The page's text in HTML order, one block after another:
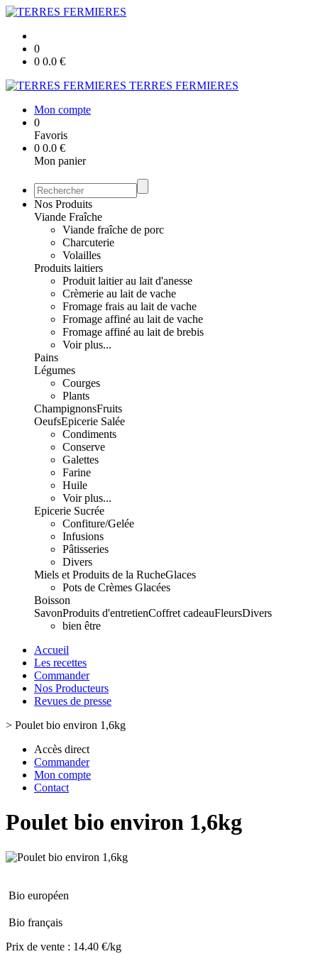
0
0 0.0 €
TERRES FERMIERES
Mon compte
0
Favoris
0 0.0 €
Mon panier
Nos Produits
Viande Fraîche
Viande fraîche de porc
Charcuterie
Volailles
Produits laitiers
Produit laitier au lait d'anesse
Crèmerie au lait de vache
Fromage frais au lait de vache
Fromage affiné au lait de vache
Fromage affiné au lait de brebis
Voir plus...
Pains
Légumes
Courges
Plants
ChampignonsFruits
OeufsEpicerie Salée
Condiments
Conserve
Galettes
Farine
Huile
Voir plus...
Epicerie Sucrée
Confiture/Gelée
Infusions
Pâtisseries
Divers
Miels et Produits de la RucheGlaces
Pots de Crèmes Glacées
Boisson
SavonProduits d'entretienCoffret cadeauFleursDivers
bien être
Accueil
Les recettes
Commander
Nos Producteurs
Revues de presse
> Poulet bio environ 1,6kg
Accès direct
Commander
Mon compte
Contact
Poulet bio environ 1,6kg
Bio européen
Bio français
Prix de vente : 14.40 €/kg